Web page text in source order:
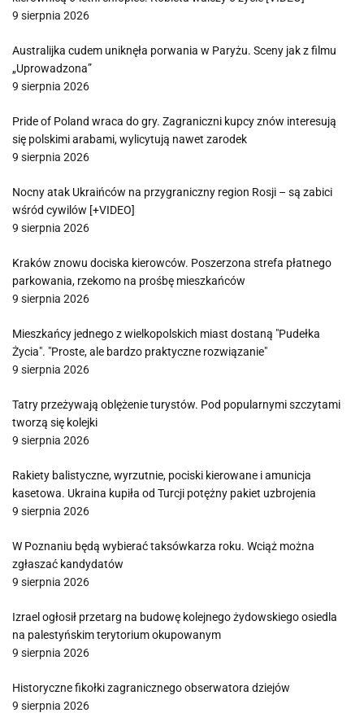
9 sierpnia 2026
Australijka cudem uniknęła porwania w Paryżu. Sceny jak z filmu
„Uprowadzona”
9 sierpnia 2026
Pride of Poland wraca do gry. Zagraniczni kupcy znów interesują
się polskimi arabami, wylicytują nawet zarodek
9 sierpnia 2026
Nocny atak Ukraińców na przygraniczny region Rosji – są zabici
wśród cywilów [+VIDEO]
9 sierpnia 2026
Kraków znowu dociska kierowców. Poszerzona strefa płatnego
parkowania, rzekomo na prośbę mieszkańców
9 sierpnia 2026
Mieszkańcy jednego z wielkopolskich miast dostaną "Pudełka
Życia". "Proste, ale bardzo praktyczne rozwiązanie"
9 sierpnia 2026
Tatry przeżywają oblężenie turystów. Pod popularnymi szczytami
tworzą się kolejki
9 sierpnia 2026
Rakiety balistyczne, wyrzutnie, pociski kierowane i amunicja
kasetowa. Ukraina kupiła od Turcji potężny pakiet uzbrojenia
9 sierpnia 2026
W Poznaniu będą wybierać taksówkarza roku. Wciąż można
zgłaszać kandydatów
9 sierpnia 2026
Izrael ogłosił przetarg na budowę kolejnego żydowskiego osiedla
na palestyńskim terytorium okupowanym
9 sierpnia 2026
Historyczne fikołki zagranicznego obserwatora dziejów
9 sierpnia 2026